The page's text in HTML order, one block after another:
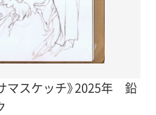
マスケッチ》2025年 鉛